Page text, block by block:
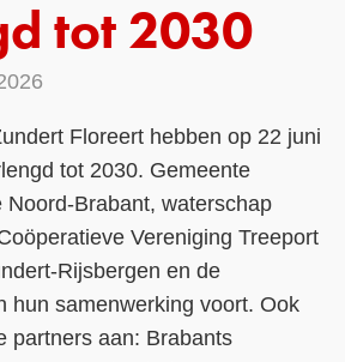
tot 2030
Floreert hebben op 22 juni
tot 2030. Gemeente
Noord-Brabant, waterschap
Vereniging Treeport
Rijsbergen en de
hun samenwerking voort. Ook
partners aan: Brabants
Subsidies
Monitoring
Contact
Over ons
LIFE-IP Klimaatadaptatie